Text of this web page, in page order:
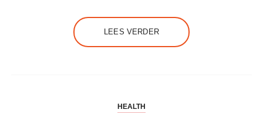
LEES VERDER
HEALTH